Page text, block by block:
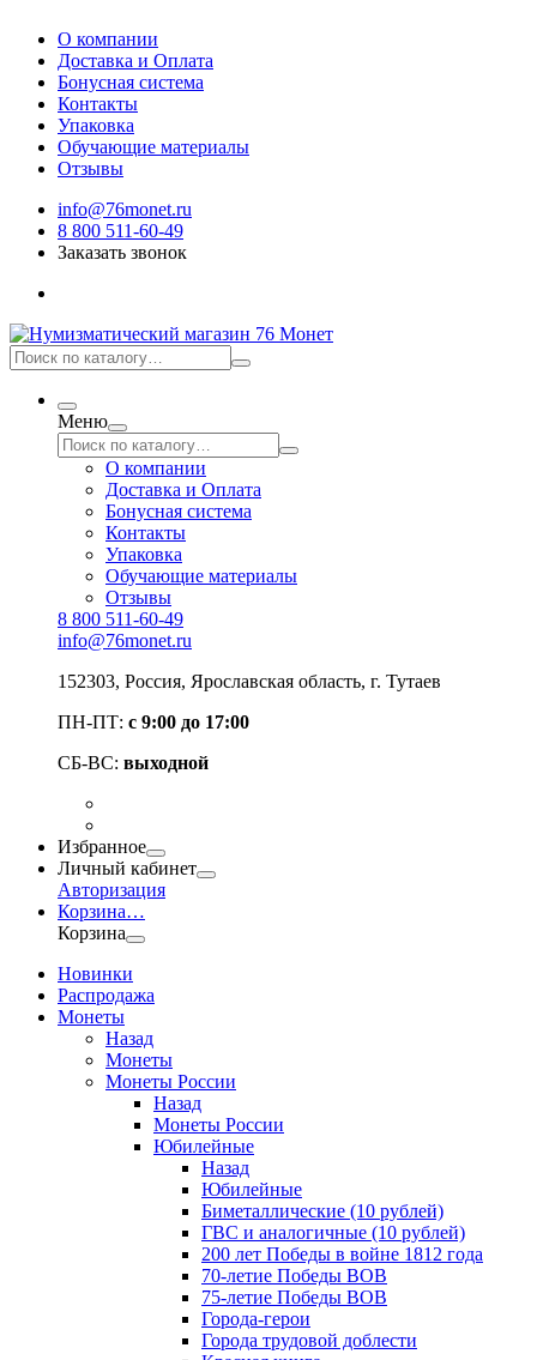
О компании
Доставка и Оплата
Бонусная система
Контакты
Упаковка
Обучающие материалы
Отзывы
info@76monet.ru
8 800 511-60-49
Заказать звонок
Меню
О компании
Доставка и Оплата
Бонусная система
Контакты
Упаковка
Обучающие материалы
Отзывы
8 800 511-60-49
info@76monet.ru
152303, Россия, Ярославская область, г. Тутаев
ПН-ПТ: с 9:00 до 17:00
СБ-ВС: выходной
Избранное
Личный кабинет
Авторизация
Корзина…
Корзина
Новинки
Распродажа
Монеты
Назад
Монеты
Монеты России
Назад
Монеты России
Юбилейные
Назад
Юбилейные
Биметаллические (10 рублей)
ГВС и аналогичные (10 рублей)
200 лет Победы в войне 1812 года
70-летие Победы ВОВ
75-летие Победы ВОВ
Города-герои
Города трудовой доблести